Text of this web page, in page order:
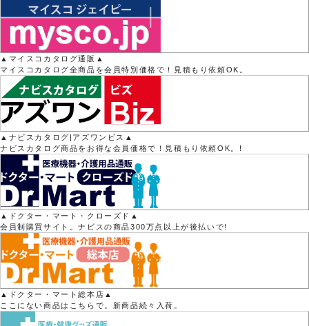
▲マイスコカタログ通販▲
マイスコカタログ全商品を会員特別価格で！見積もり依頼OK。
▲ナビスカタログ|アズワンビス▲
ナビスカタログ商品をお得な会員価格で！見積もり依頼OK。!
▲ドクター・マート・クローズド▲
会員制購買サイト。ナビスの商品300万点以上が後払いで!
▲ドクター・マート総本店▲
ここにない商品はこちらで。新商品続々入荷。